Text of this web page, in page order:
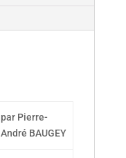
par Pierre-
André BAUGEY